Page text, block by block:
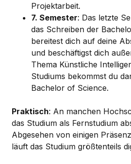
Projektarbeit.
7. Semester: Das letzte
das Schreiben der
bereitest dich auf deine
und beschäftigst dich
Thema Künstliche
Studiums bekommst du
Bachelor of Science.
Praktisch: An manchen
das Studium als Fernstudium
Abgesehen von einigen
läuft das Studium größtenteils